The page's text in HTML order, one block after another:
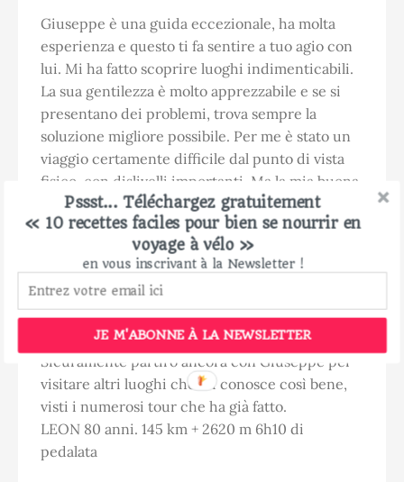
Giuseppe è una guida eccezionale, ha molta
esperienza e questo ti fa sentire a tuo agio con
lui. Mi ha fatto scoprire luoghi indimenticabili.
La sua gentilezza è molto apprezzabile e se si
presentano dei problemi, trova sempre la
soluzione migliore possibile. Per me è stato un
viaggio certamente difficile dal punto di vista
fisico, con dislivelli importanti. Ma la mia buona
bicicletta elettrica ha reso questa prima
esperienza possibile e piacevole. Grazie
La foresta del Casentino è molto bella con
paesaggi meravigliosi e i diversi siti (castelli,
borghi arroccati e abbazie) rendono la
TOSCANA una meta turistica imperdibile.
Sicuramente partirò ancora con Giuseppe per
visitare altri luoghi che lui conosce così bene,
visti i numerosi tour che ha già fatto.
LEON 80 anni. 145 km + 2620 m 6h10 di
pedalata
Pssst... Téléchargez gratuitement
« 10 recettes faciles pour bien se nourrir en
voyage à vélo »
en vous inscrivant à la Newsletter !
JE M'ABONNE À LA NEWSLETTER